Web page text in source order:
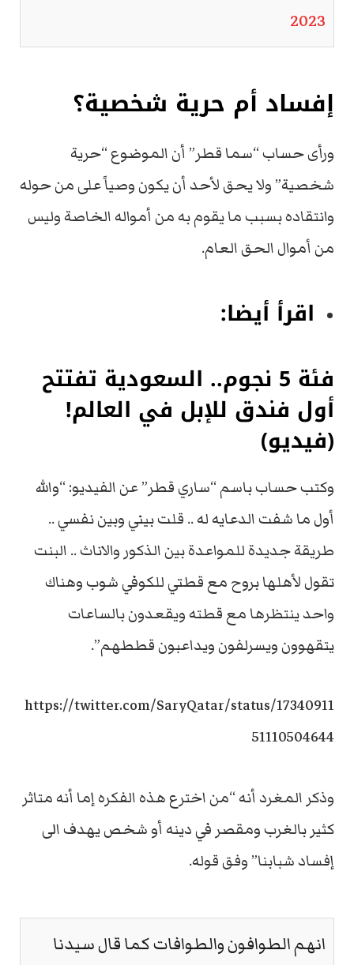
2023
إفساد أم حرية شخصية؟
ورأى حساب “سما قطر” أن الموضوع “حرية
شخصية” ولا يحق لأحد أن يكون وصياً على من حوله
وانتقاده بسبب ما يقوم به من أمواله الخاصة وليس
من أموال الحق العام.
اقرأ أيضا:
فئة 5 نجوم.. السعودية تفتتح
أول فندق للإبل في العالم!
(فيديو)
وكتب حساب باسم “ساري قطر” عن الفيديو: “والله
أول ما شفت الدعايه له .. قلت بيني وبين نفسي ..
طريقة جديدة للمواعدة بين الذكور والاناث .. البنت
تقول لأهلها بروح مع قطتي للكوفي شوب وهناك
واحد ينتظرها مع قطته ويقعدون بالساعات
يتقهوون ويسرلفون ويداعبون قططهم”.
https://twitter.com/SaryQatar/status/17340911
51110504644
وذكر المغرد أنه “من اخترع هذه الفكره إما أنه متاثر
كثير بالغرب ومقصر في دينه أو شخص يهدف الى
إفساد شبابنا” وفق قوله.
انهم الطوافون والطوافات كما قال سيدنا